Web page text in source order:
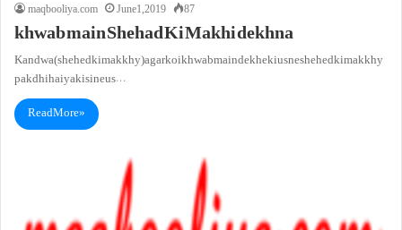
maqbooliya.com June 1, 2019 87
khwab main Shehad Ki Makhi dekhna
Kandwa (shehed ki makkhy)agar koi khwab main dekhe ki us ne shehed ki makkhy
pakdhi hai ya kisi ne us…
Read More »